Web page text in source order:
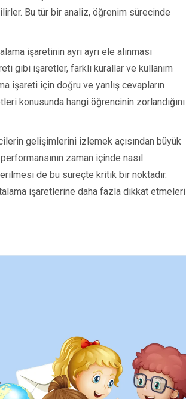
Bu tür bir analiz, öğrenim sürecinde
işaretinin ayrı ayrı ele alınması
gibi işaretler, farklı kurallar ve kullanım
işareti için doğru ve yanlış cevapların
konusunda hangi öğrencinin zorlandığını
gelişimlerini izlemek açısından büyük
zaman içinde nasıl
de bu süreçte kritik bir noktadır.
işaretlerine daha fazla dikkat etmeleri